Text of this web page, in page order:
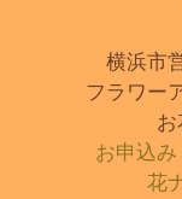
横浜市
フラワー
お申込
花